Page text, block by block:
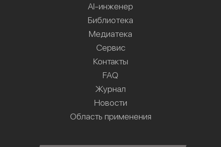
AI-инженер
Библиотека
Медиатека
Сервис
Контакты
FAQ
Журнал
Новости
Область применения